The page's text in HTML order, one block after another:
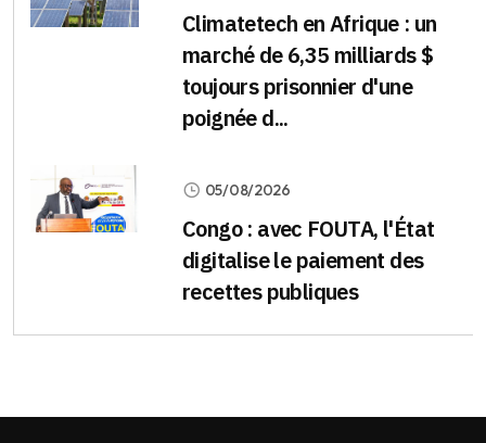
Climatetech en Afrique : un
marché de 6,35 milliards $
toujours prisonnier d'une
poignée d...
05/08/2026
Congo : avec FOUTA, l'État
digitalise le paiement des
recettes publiques